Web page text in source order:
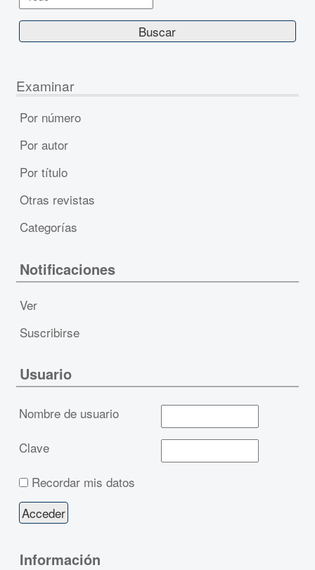
Examinar
Por número
Por autor
Por título
Otras revistas
Categorías
Notificaciones
Ver
Suscribirse
Usuario
Nombre de usuario
Clave
Recordar mis datos
Información